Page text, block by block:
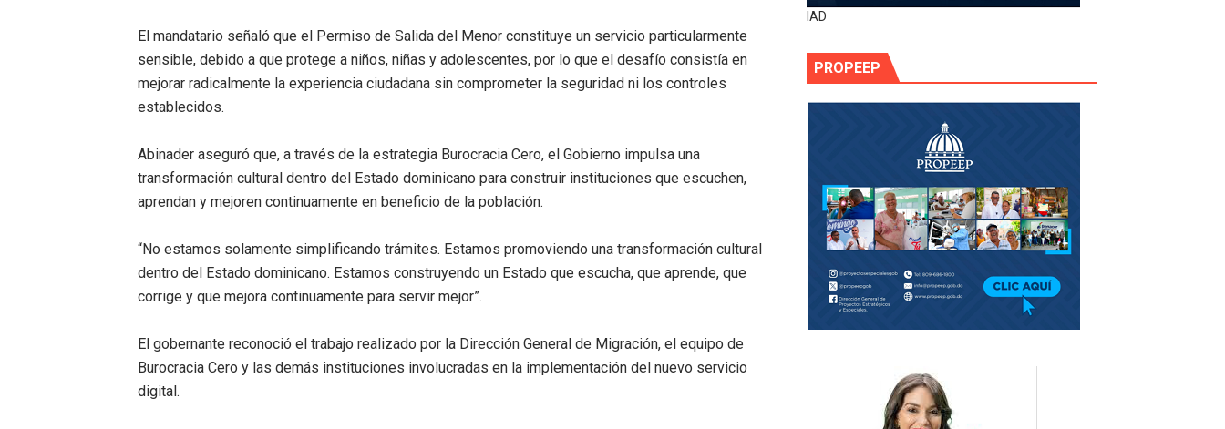
El mandatario señaló que el Permiso de Salida del Menor constituye un servicio particularmente
sensible, debido a que protege a niños, niñas y adolescentes, por lo que el desafío consistía en
mejorar radicalmente la experiencia ciudadana sin comprometer la seguridad ni los controles
establecidos.
Abinader aseguró que, a través de la estrategia Burocracia Cero, el Gobierno impulsa una
transformación cultural dentro del Estado dominicano para construir instituciones que escuchen,
aprendan y mejoren continuamente en beneficio de la población.
“No estamos solamente simplificando trámites. Estamos promoviendo una transformación cultural
dentro del Estado dominicano. Estamos construyendo un Estado que escucha, que aprende, que
corrige y que mejora continuamente para servir mejor”.
El gobernante reconoció el trabajo realizado por la Dirección General de Migración, el equipo de
Burocracia Cero y las demás instituciones involucradas en la implementación del nuevo servicio
digital.
IAD
PROPEEP